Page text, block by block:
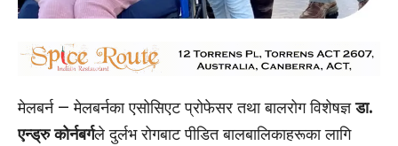
मेलबर्न — मेलबर्नका एसोसिएट प्रोफेसर तथा बालरोग विशेषज्ञडा.
एन्ड्रु कोर्नबर्गले दुर्लभ रोगबाट पीडित बालबालिकाहरूका लागि